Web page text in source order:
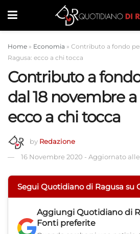
Home » Economia » Contributo a fondo
Ragusa: ecco a chi tocca
Contributo a
dal 18 novembre
ecco a chi tocca
by Redazione
16 Novembre 2020 - Aggiornato alle
Segui Quotidiano di Ragusa su
Aggiungi Quotidiano di
Fonti preferite